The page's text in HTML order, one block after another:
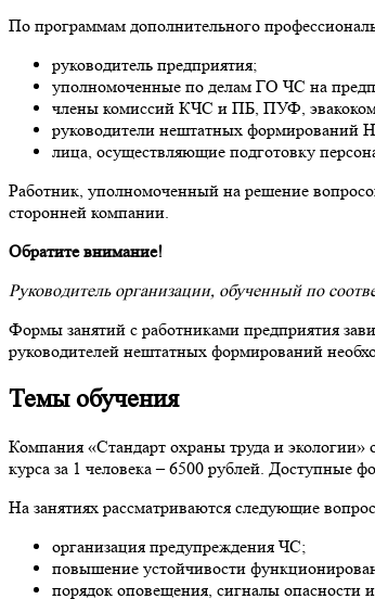
По программам дополнительного
руководитель предприятия;
уполномоченные по делам ГО ЧС на
члены комиссий КЧС и ПБ, ПУФ,
руководители нештатных
лица, осуществляющие подготовку
Работник, уполномоченный на решение
сторонней компании.
Обратите внимание!
Руководитель организации, обученный по
Формы занятий с работниками предприятия
руководителей нештатных формирований
Темы обучения
Компания «Стандарт охраны труда и экологии»
курса за 1 человека – 6500 рублей. Доступные
На занятиях рассматриваются следующие
организация предупреждения ЧС;
повышение устойчивости
порядок оповещения, сигналы опасности